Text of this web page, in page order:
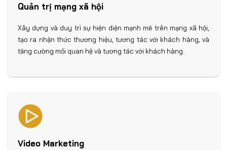
Quản trị mạng xã hội
Xây dựng và duy trì sự hiện diện mạnh mẽ trên mạng xã hội,
tạo ra nhận thức thương hiệu, tương tác với khách hàng, và
tăng cường mối quan hệ và tương tác với khách hàng.
Video Marketing